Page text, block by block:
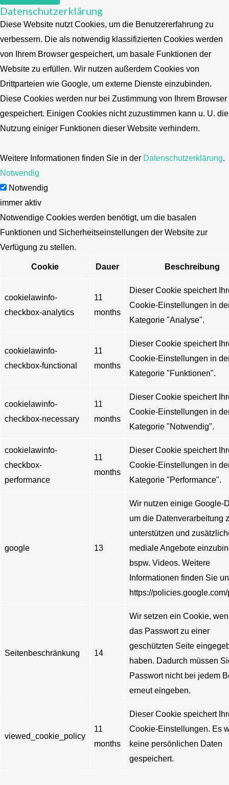
Datenschutzerklärung
Diese Website nutzt Cookies, um die Benutzererfahrung zu
verbessern. Die als notwendig klassifizierten Cookies werden
von Ihrem Browser gespeichert, um basale Funktionen der
Website zu erfüllen. Wir nutzen außerdem Cookies von
Drittparteien wie Google, um externe Dienste einzubinden.
Diese Cookies werden nur bei Zustimmung von Ihrem Browser
gespeichert. Einigen Cookies nicht zuzustimmen kann u. U. die
Nutzung einiger Funktionen dieser Website verhindern.
Weitere Informationen finden Sie in der Datenschutzerklärung.
Notwendig
Notwendig
immer aktiv
Notwendige Cookies werden benötigt, um die basalen
Funktionen und Sicherheitseinstellungen der Website zur
Verfügung zu stellen.
Cookie Dauer Beschreibung
cookielawinfo-
checkbox-analytics
11
months
Dieser Cookie speichert
Cookie-Einstellungen in
Kategorie "Analyse".
cookielawinfo-
checkbox-functional
11
months
Dieser Cookie speichert
Cookie-Einstellungen in
Kategorie "Funktionen".
cookielawinfo-
checkbox-necessary
11
months
Dieser Cookie speichert
Cookie-Einstellungen in
Kategorie "Notwendig".
cookielawinfo-
checkbox-
performance
11
months
Dieser Cookie speichert
Cookie-Einstellungen in
Kategorie "Performance".
google 13
Wir nutzen einige Google-
um die Datenverarbeitung
unterstützen und
mediale Angebote
bspw. Videos. Weitere
Informationen finden Sie
https://
Seitenbeschränkung 14
Wir setzen ein Cookie,
das Passwort zu einer
geschützten Seite
haben. Dadurch müssen
Passwort nicht bei jedem
erneut eingeben.
viewed_cookie_policy
11
months
Dieser Cookie speichert
Cookie-Einstellungen. Es
keine persönlichen Daten
gespeichert.